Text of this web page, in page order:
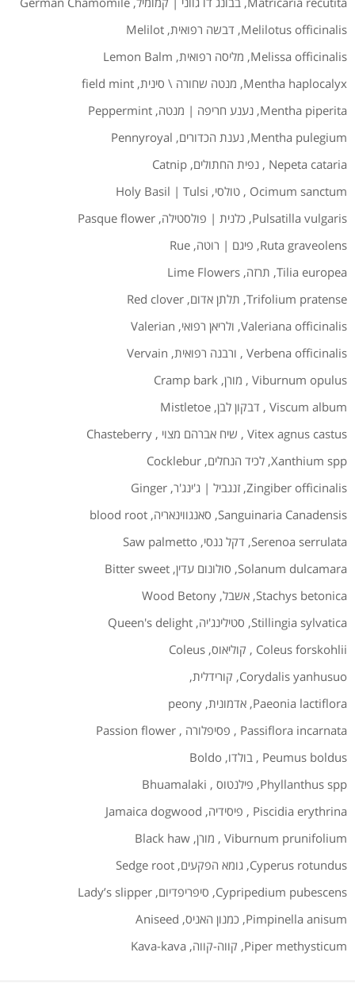
Melilotus officinalis
, דבשה רפואית,
Melilot
Melissa officinalis
, מליסה רפואית,
Lemon Balm
Mentha haplocalyx
, מנטה שחורה \ סינית,
field mint
Mentha piperita
, נענע חריפה | מנטה,
Peppermint
Mentha pulegium
, נענת הכדורים,
Pennyroyal
Nepeta cataria
, נפית החתולים,
Catnip
Ocimum sanctum
, טולסי,
Holy Basil | Tulsi
Pulsatilla vulgaris
, כלנית | פולסטילה,
Pasque flower
Ruta graveolens
, פיגם | רוטה,
Rue
Tilia europea
, תרזה,
Lime Flowers
Trifolium pratense
, תלתן אדום,
Red clover
Valeriana officinalis
, ולריאן רפואי,
Valerian
Verbena officinalis
, ורבנה רפואית,
Vervain
Viburnum opulus
, מורן,
Cramp bark
Viscum album
, דבקון לבן,
Mistletoe
Vitex agnus castus
, שיח אברהם מצוי ,
Chasteberry
Xanthium spp
, לכיד הנחלים,
Cocklebur
Zingiber officinalis
, זנגביל | ג'ינג'ר,
Ginger
Sanguinaria Canadensis
, סאנגווינאריה,
blood root
Serenoa serrulata
, דקל ננסי,
Saw palmetto
Solanum dulcamara
, סולונום עדין,
Bitter sweet
Stachys betonica
, אשבל,
Wood Betony
Stillingia sylvatica
, סטילינג'יה,
Queen's delight
Coleus forskohlii
, קוליאוס,
Coleus
Corydalis yanhusuo
, קורידלית,
Paeonia lactiflora
, אדמונית,
peony
Passiflora incarnata
, פסיפלורה ,
Passion flower
Peumus boldus
, בולדו,
Boldo
Phyllanthus spp
, פילנטוס ,
Bhuamalaki
Piscidia erythrina
, פיסידיה,
Jamaica dogwood
Viburnum prunifolium
, מורן,
Black haw
Cyperus rotundus
, גומא הפקעים,
Sedge root
Cypripedium pubescens
, סיפריפדיום,
Lady’s slipper
Pimpinella anisum
, כמנון האניס,
Aniseed
Piper methysticum
, קווה-קווה,
Kava-kava